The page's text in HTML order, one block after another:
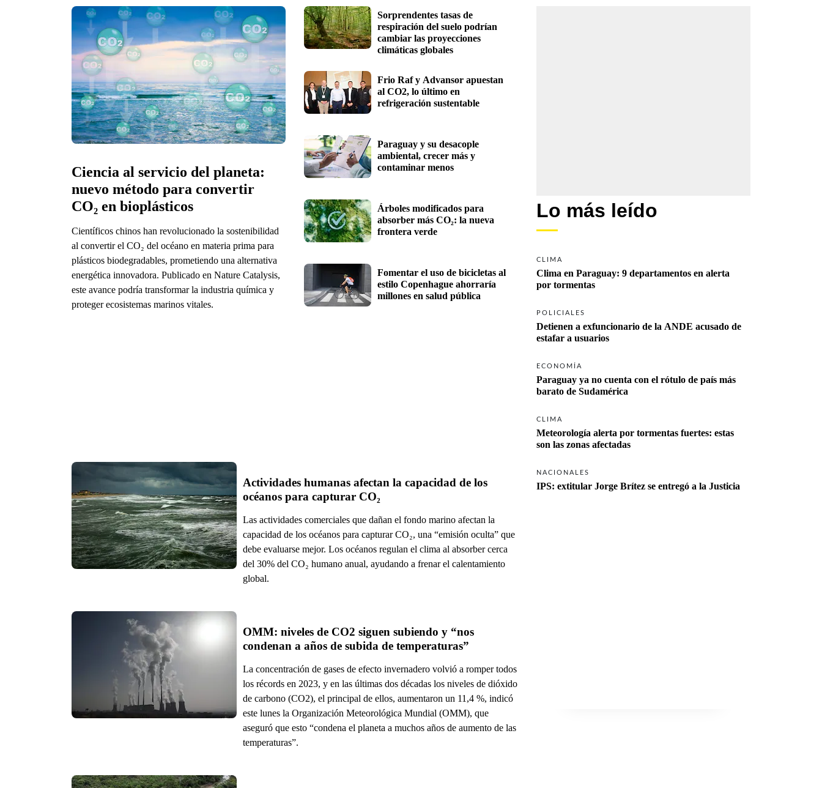
Ciencia al servicio del planeta:
nuevo método para convertir
CO₂ en bioplásticos
Científicos chinos han revolucionado la sostenibilidad
al convertir el CO₂ del océano en materia prima para
plásticos biodegradables, prometiendo una alternativa
energética innovadora. Publicado en Nature Catalysis,
este avance podría transformar la industria química y
proteger ecosistemas marinos vitales.
Sorprendentes tasas de
respiración del suelo podrían
cambiar las proyecciones
climáticas globales
Frio Raf y Advansor apuestan
al CO2, lo último en
refrigeración sustentable
Paraguay y su desacople
ambiental, crecer más y
contaminar menos
Árboles modificados para
absorber más CO₂: la nueva
frontera verde
Fomentar el uso de bicicletas al
estilo Copenhague ahorraría
millones en salud pública
Actividades humanas afectan la capacidad de los
océanos para capturar CO₂
Las actividades comerciales que dañan el fondo marino afectan la
capacidad de los océanos para capturar CO₂, una “emisión oculta” que
debe evaluarse mejor. Los océanos regulan el clima al absorber cerca
del 30% del CO₂ humano anual, ayudando a frenar el calentamiento
global.
OMM: niveles de CO2 siguen subiendo y “nos
condenan a años de subida de temperaturas”
La concentración de gases de efecto invernadero volvió a romper todos
los récords en 2023, y en las últimas dos décadas los niveles de dióxido
de carbono (CO2), el principal de ellos, aumentaron un 11,4 %, indicó
este lunes la Organización Meteorológica Mundial (OMM), que
aseguró que esto “condena el planeta a muchos años de aumento de las
temperaturas”.
Lo más leído
CLIMA
Clima en Paraguay: 9 departamentos en alerta
por tormentas
POLICIALES
Detienen a exfuncionario de la ANDE acusado de
estafar a usuarios
ECONOMÍA
Paraguay ya no cuenta con el rótulo de país más
barato de Sudamérica
CLIMA
Meteorología alerta por tormentas fuertes: estas
son las zonas afectadas
NACIONALES
IPS: extitular Jorge Brítez se entregó a la Justicia